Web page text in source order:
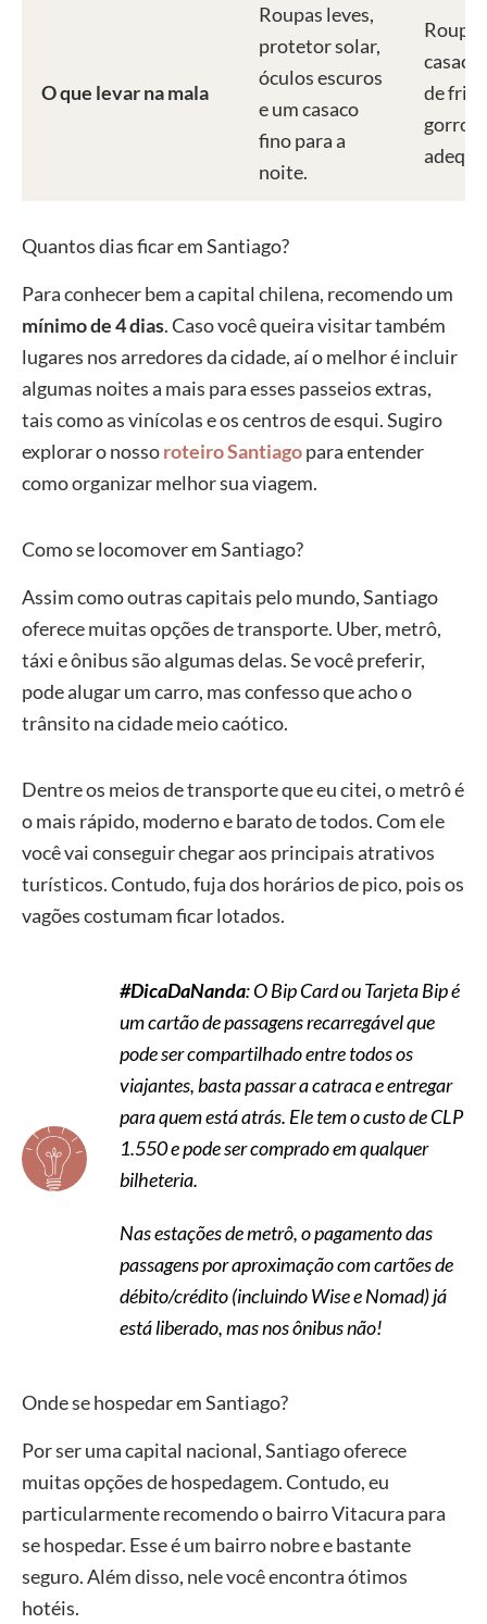
O que levar na mala
Roupas leves,
protetor solar,
óculos escuros
e um casaco
fino para a
noite.
de frio,
gorro
Quantos dias ficar em Santiago?
Para conhecer bem a capital chilena, recomendo um
mínimo de 4 dias. Caso você queira visitar também
lugares nos arredores da cidade, aí o melhor é incluir
algumas noites a mais para esses passeios extras,
tais como as vinícolas e os centros de esqui. Sugiro
explorar o nossoroteiro Santiagopara entender
como organizar melhor sua viagem.
Como se locomover em Santiago?
Assim como outras capitais pelo mundo, Santiago
oferece muitas opções de transporte. Uber, metrô,
táxi e ônibus são algumas delas. Se você preferir,
pode alugar um carro, mas confesso que acho o
trânsito na cidade meio caótico.
Dentre os meios de transporte que eu citei, o metrô é
o mais rápido, moderno e barato de todos. Com ele
você vai conseguir chegar aos principais atrativos
turísticos. Contudo, fuja dos horários de pico, pois os
vagões costumam ficar lotados.
#DicaDaNanda: O Bip Card ou Tarjeta Bip é
um cartão de passagens recarregável que
pode ser compartilhado entre todos os
viajantes, basta passar a catraca e entregar
para quem está atrás. Ele tem o custo de CLP
1.550 e pode ser comprado em qualquer
bilheteria.
Nas estações de metrô, o pagamento das
passagens por aproximação com cartões de
débito/crédito (incluindo Wise e Nomad) já
está liberado, mas nos ônibus não!
Onde se hospedar em Santiago?
Por ser uma capital nacional, Santiago oferece
muitas opções de hospedagem. Contudo, eu
particularmente recomendo o bairro Vitacura para
se hospedar. Esse é um bairro nobre e bastante
seguro. Além disso, nele você encontra ótimos
hotéis.